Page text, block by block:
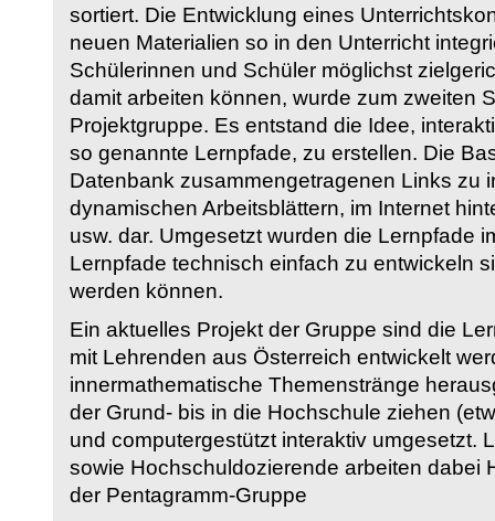
sortiert. Die Entwicklung eines
neuen Materialien so in den Unterricht
Schülerinnen und Schüler möglichst
damit arbeiten können, wurde zum zweiten
Projektgruppe. Es entstand die Idee,
so genannte Lernpfade, zu erstellen. Die
Datenbank zusammengetragenen Links zu
dynamischen Arbeitsblättern, im Internet
usw. dar. Umgesetzt wurden die Lernpfade
Lernpfade technisch einfach zu entwickeln
werden können.
Ein aktuelles Projekt der Gruppe sind die
mit Lehrenden aus Österreich entwickelt
innermathematische Themenstränge
der Grund- bis in die Hochschule ziehen
und computergestützt interaktiv umgesetzt.
sowie Hochschuldozierende arbeiten dabei
der Pentagramm-Gruppe